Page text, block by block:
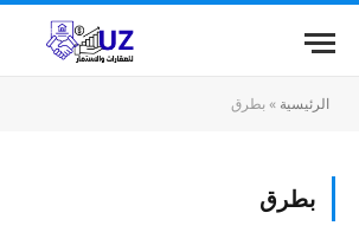
الرئيسية »بطرق
بطرق